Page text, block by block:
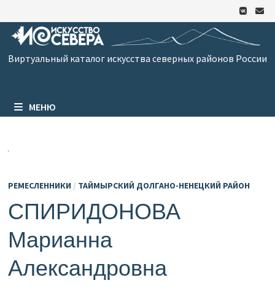
к
содержимому
Виртуальный каталог искусства северных районов России
МЕНЮ
РЕМЕСЛЕННИКИ / ТАЙМЫРСКИЙ ДОЛГАНО-НЕНЕЦКИЙ РАЙОН
СПИРИДОНОВА
Марианна
Александровна